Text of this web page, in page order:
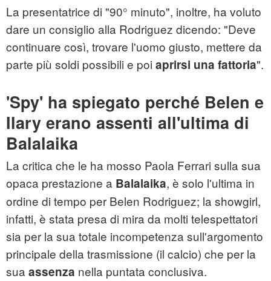
La presentatrice di "90° minuto", inoltre, ha voluto
dare un consiglio alla Rodriguez dicendo: "Deve
continuare così, trovare l'uomo giusto, mettere da
parte più soldi possibili e poi aprirsi una fattoria".
'Spy' ha spiegato perché Belen e
Ilary erano assenti all'ultima di
Balalaika
La critica che le ha mosso Paola Ferrari sulla sua
opaca prestazione a Balalaika, è solo l'ultima in
ordine di tempo per Belen Rodriguez; la showgirl,
infatti, è stata presa di mira da molti telespettatori
sia per la sua totale incompetenza sull'argomento
principale della trasmissione (il calcio) che per la
sua assenza nella puntata conclusiva.